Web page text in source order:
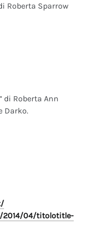
Roberta Sparrow
di Roberta Ann
Darko.
2014/04/titolotitle-